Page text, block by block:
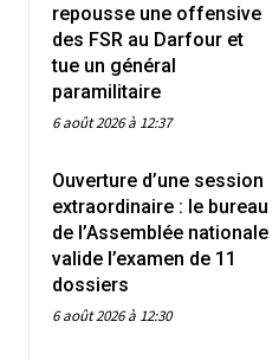
repousse une offensive
des FSR au Darfour et
tue un général
paramilitaire
6 août 2026 à 12:37
Ouverture d’une session
extraordinaire : le bureau
de l’Assemblée nationale
valide l’examen de 11
dossiers
6 août 2026 à 12:30